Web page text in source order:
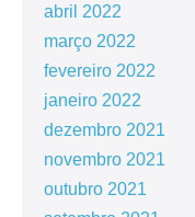
abril 2022
março 2022
fevereiro 2022
janeiro 2022
dezembro 2021
novembro 2021
outubro 2021